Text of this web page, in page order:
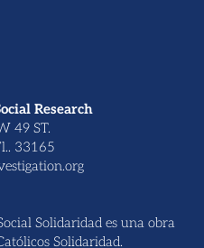
Research
49 ST.
33165
Solidaridad es una obra
Solidaridad.